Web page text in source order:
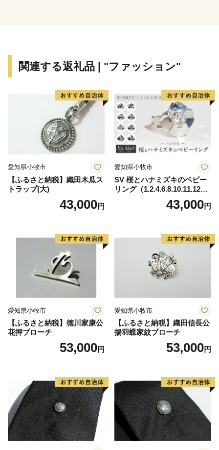
・ご寄付いただいた皆様にお礼の品をお送りします。
かねます。予めご了承ください。
・寄附回数の制限は設けておりません。
【寄附金受領証明書およびワンストップ特例申請書につ
は、入金確認後1～3週間程度を目途に、お礼の品とは別
でお送りいたします。
同封しております。
【ワンストップ特例申請書送付先】
〒889-1201
宮崎県児湯郡都農町大字川北1432-15
綾町ふるさと納税 ワンストップ受付センター 宛
関連する返礼品 | "ファッション"
愛知県小牧市
【ふるさと納税】織田木瓜ス
トラップ(大)
43,000円
愛知県小牧市
SV 桜とハナミズキのベビー
リング（1.2.4.6.8.10.11.12
43,000円
愛知県小牧市
【ふるさと納税】徳川家康公
花押ブローチ
53,000円
愛知県小牧市
【ふるさと納税】織田信長公
揚羽蝶家紋ブローチ
53,000円